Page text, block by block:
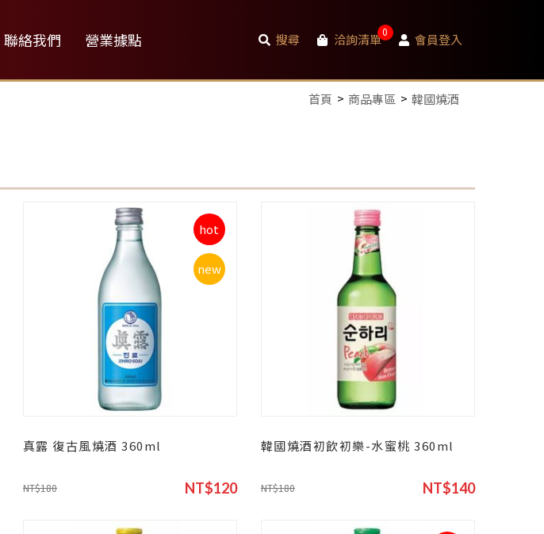
聯絡我們 營業據點 搜尋 洽詢清單0 會員登入
首頁 商品專區 韓國燒酒
hot
new
真露 復古風燒酒 360ml
NT$180 NT$120
韓國燒酒初飲初樂-水蜜桃 360ml
NT$180 NT$140